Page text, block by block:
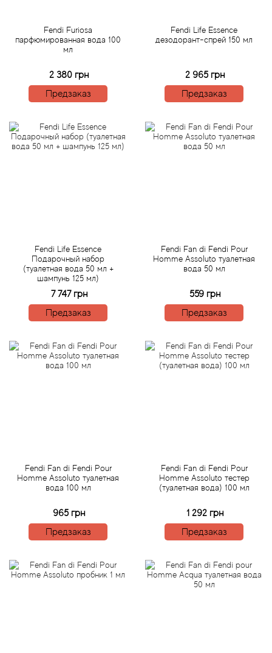
Fendi Furiosa
парфюмированная вода 100
мл
2 380 грн
Предзаказ
Fendi Life Essence
дезодорант-спрей 150 мл
2 965 грн
Предзаказ
Fendi Life Essence
Подарочный набор
(туалетная вода 50 мл +
шампунь 125 мл)
7 747 грн
Предзаказ
Fendi Fan di Fendi Pour
Homme Assoluto туалетная
вода 50 мл
559 грн
Предзаказ
Fendi Fan di Fendi Pour
Homme Assoluto туалетная
вода 100 мл
965 грн
Предзаказ
Fendi Fan di Fendi Pour
Homme Assoluto тестер
(туалетная вода) 100 мл
1 292 грн
Предзаказ
Acqua di Parma
Adidas
Aedes de Venustas
Aerin Lauder
Agent Provocateur
Agonist
Aj Arabia (Widian)
Alaia Paris
Alexander McQueen
Alexandre J